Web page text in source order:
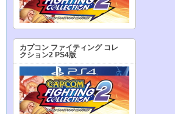
カプコン ファイティング コレ
クション2 PS4版